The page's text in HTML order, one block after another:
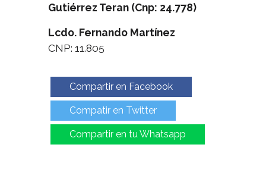
Gutiérrez Teran (Cnp: 24.778)
Lcdo. Fernando Martínez
CNP: 11.805
Compartir en Facebook
Compatir en Twitter
Compartir en tu Whatsapp